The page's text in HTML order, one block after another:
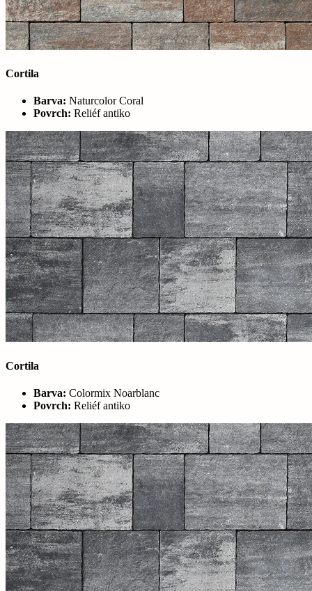
Cortila
Barva: Naturcolor Coral
Povrch: Reliéf antiko
Cortila
Barva: Colormix Noarblanc
Povrch: Reliéf antiko